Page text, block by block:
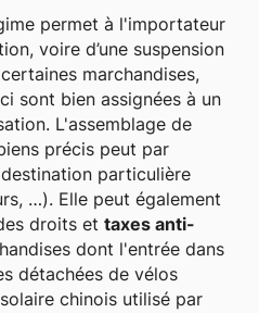
permet à l'importateur
voire d’une suspension
marchandises,
sont bien assignées à un
L'assemblage de
précis peut par
particulière
…). Elle peut également
droits et taxes anti-
dont l'entrée dans
détachées de vélos
chinois utilisé par